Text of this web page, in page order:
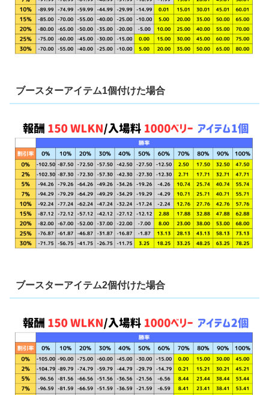
ブースターアイテム1個付けた場合
ブースターアイテム2個付けた場合